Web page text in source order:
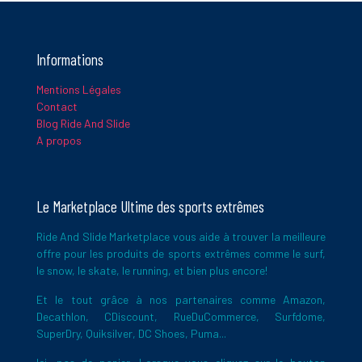
Ce site utilise Akismet pour réduire les indésirables.
plus sur la façon dont les données de vos commentaires sont
traitées.
Informations
Mentions Légales
Contact
Blog Ride And Slide
A propos
Le Marketplace Ultime des sports extrêmes
Ride And Slide Marketplace vous aide à trouver la meilleure
offre pour les produits de sports extrêmes comme le surf,
le snow, le skate, le running, et bien plus encore!
Et le tout grâce à nos partenaires comme Amazon,
Decathlon, CDiscount, RueDuCommerce, Surfdome,
SuperDry, Quiksilver, DC Shoes, Puma...